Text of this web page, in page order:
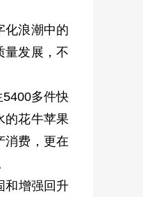
化浪潮中的
量发展，不
5400多件快
的花牛苹果
消费，更在
和增强回升